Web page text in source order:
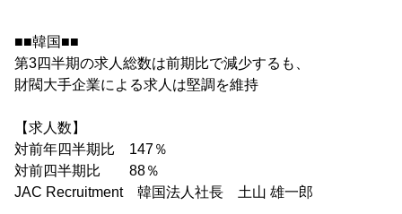
■■韓国■■
第3四半期の求人総数は前期比で減少するも、
財閥大手企業による求人は堅調を維持
【求人数】
対前年四半期比 147％
対前四半期比 88％
JAC Recruitment 韓国法人社長 土山 雄一郎